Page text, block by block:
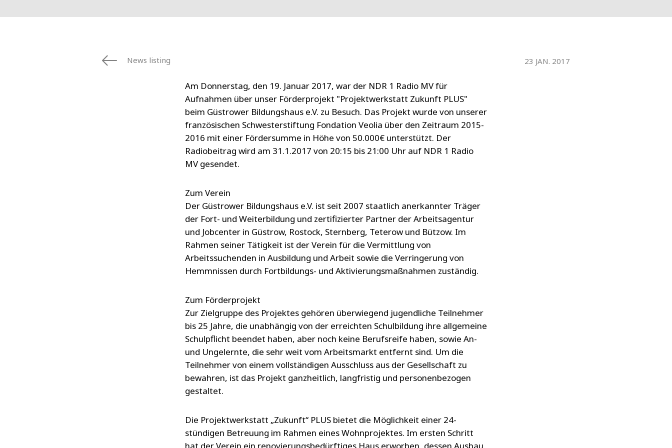
News listing 23 JAN. 2017
Am Donnerstag, den 19. Januar 2017, war der NDR 1 Radio MV für
Aufnahmen über unser Förderprojekt "Projektwerkstatt Zukunft PLUS"
beim Güstrower Bildungshaus e.V. zu Besuch. Das Projekt wurde von unserer
französischen Schwesterstiftung Fondation Veolia über den Zeitraum 2015-
2016 mit einer Fördersumme in Höhe von 50.000€ unterstützt. Der
Radiobeitrag wird am 31.1.2017 von 20:15 bis 21:00 Uhr auf NDR 1 Radio
MV gesendet.
Zum Verein
Der Güstrower Bildungshaus e.V. ist seit 2007 staatlich anerkannter Träger
der Fort- und Weiterbildung und zertifizierter Partner der Arbeitsagentur
und Jobcenter in Güstrow, Rostock, Sternberg, Teterow und Bützow. Im
Rahmen seiner Tätigkeit ist der Verein für die Vermittlung von
Arbeitssuchenden in Ausbildung und Arbeit sowie die Verringerung von
Hemmnissen durch Fortbildungs- und Aktivierungsmaßnahmen zuständig.
Zum Förderprojekt
Zur Zielgruppe des Projektes gehören überwiegend jugendliche Teilnehmer
bis 25 Jahre, die unabhängig von der erreichten Schulbildung ihre allgemeine
Schulpflicht beendet haben, aber noch keine Berufsreife haben, sowie An-
und Ungelernte, die sehr weit vom Arbeitsmarkt entfernt sind. Um die
Teilnehmer von einem vollständigen Ausschluss aus der Gesellschaft zu
bewahren, ist das Projekt ganzheitlich, langfristig und personenbezogen
gestaltet.
Die Projektwerkstatt „Zukunft“ PLUS bietet die Möglichkeit einer 24-
stündigen Betreuung im Rahmen eines Wohnprojektes. Im ersten Schritt
hat der Verein ein renovierungsbedürftiges Haus erworben, dessen Ausbau